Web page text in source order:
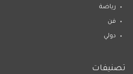
رياضة
فن
دولي
تصنيفات